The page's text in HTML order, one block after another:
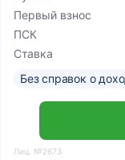
Первый взнос
ПСК
Ставка
Без справок о
Лиц. №2673